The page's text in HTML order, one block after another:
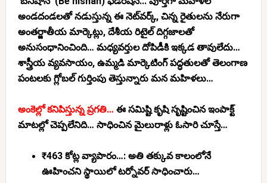
అండదండలతో నడుస్తున్న ఈ నెట్‌వర్క్, చిన్న రైతులను నేరుగా
అంతర్జాతీయ మార్కెట్లు, దేశీయ రిటైల్ దిగ్గజాలతో
అనుసంధానించింది… మధ్యవర్తుల దోపిడీకి ఇక్కడ తావులేదు…
శాస్త్రీయ వ్యవసాయం, ఉమ్మడి మార్కెటింగ్ పద్ధతులతో తెలంగాణ
పంటలకు గ్లోబల్ గుర్తింపు తెస్తున్నారు మన మహిళలు…
అంకెల్లో కనిపిస్తున్న ప్రగతి… ఈ సమిష్టి కృషి సృష్టించిన ఇంపాక్ట్
మాటల్లో చెప్పలేనిది… సాధించిన మైలురాళ్లు ఓసారి చూస్తే…
₹463 కోట్ల వ్యాపారం…:అతి తక్కువ కాలంలోనే
ఊహించని స్థాయిలో టర్నోవర్ సాధించారు…